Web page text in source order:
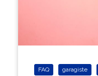
FAQ garagiste